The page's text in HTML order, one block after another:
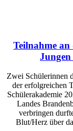
Teilnahme an
Zwei Schülerinnen
der erfolgreichen
Schülerakademie
Landes
verbringen
Blut/Herz über